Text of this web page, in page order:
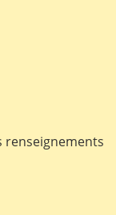
renseignements